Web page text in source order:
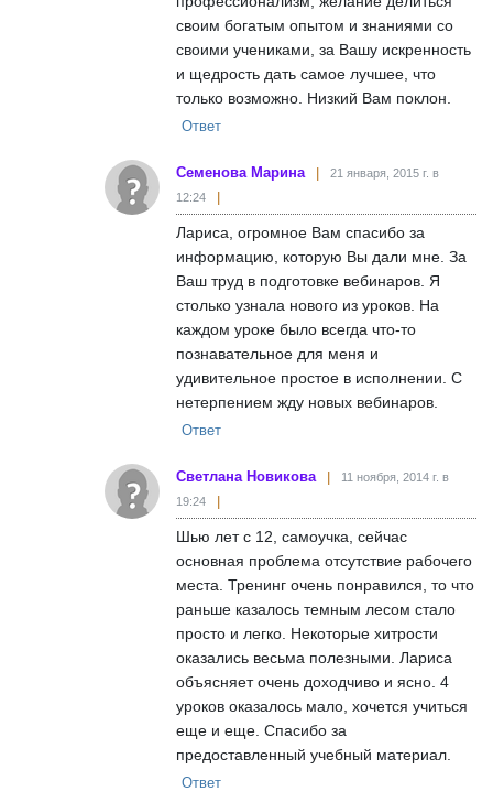
своим богатым опытом и знаниями со
своими учениками, за Вашу искренность
и щедрость дать самое лучшее, что
только возможно. Низкий Вам поклон.
Ответ
Семенова Марина
21 января, 2015 г. в
12:24
Лариса, огромное Вам спасибо за
информацию, которую Вы дали мне. За
Ваш труд в подготовке вебинаров. Я
столько узнала нового из уроков. На
каждом уроке было всегда что-то
познавательное для меня и
удивительное простое в исполнении. С
нетерпением жду новых вебинаров.
Ответ
Светлана Новикова
11 ноября, 2014 г. в
19:24
Шью лет с 12, самоучка, сейчас
основная проблема отсутствие рабочего
места. Тренинг очень понравился, то что
раньше казалось темным лесом стало
просто и легко. Некоторые хитрости
оказались весьма полезными. Лариса
объясняет очень доходчиво и ясно. 4
уроков оказалось мало, хочется учиться
еще и еще. Спасибо за
предоставленный учебный материал.
Ответ